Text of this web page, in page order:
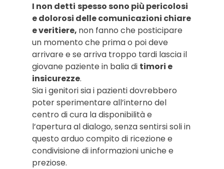
I non detti spesso sono più pericolosi
e dolorosi delle comunicazioni chiare
e veritiere, non fanno che posticipare
un momento che prima o poi deve
arrivare e se arriva troppo tardi lascia il
giovane paziente in balia di timori e
insicurezze.
Sia i genitori sia i pazienti dovrebbero
poter sperimentare all’interno del
centro di cura la disponibilità e
l’apertura al dialogo, senza sentirsi soli in
questo arduo compito di ricezione e
condivisione di informazioni uniche e
preziose.